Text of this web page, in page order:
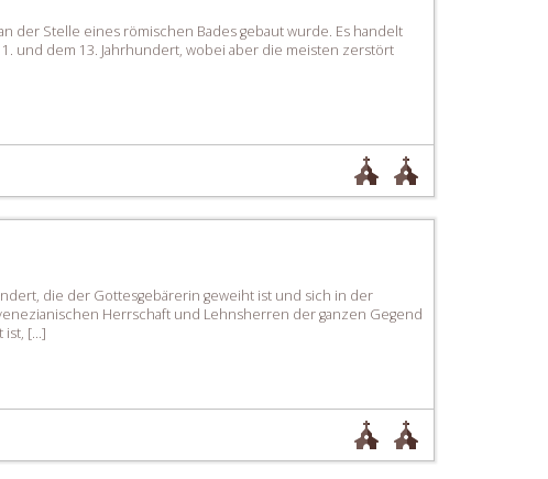
der Stelle eines römischen Bades gebaut wurde. Es handelt
und dem 13. Jahrhundert, wobei aber die meisten zerstört
die der Gottesgebärerin geweiht ist und sich in der
Herrschaft und Lehnsherren der ganzen Gegend
ist, […]